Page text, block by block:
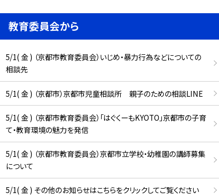
教育委員会から
5/1( 金 ) （京都市教育委員会）いじめ・暴力行為などについての
相談先
5/1( 金 ) （京都市）京都市児童相談所 親子のための相談LINE
5/1( 金 ) （京都市教育委員会）「はぐくーもKYOTO」京都市の子育
て・教育環境の魅力を発信
5/1( 金 ) （京都市教育委員会）京都市立学校・幼稚園の講師募集
について
5/1( 金 ) その他のお知らせはこちらをクリックしてご覧ください